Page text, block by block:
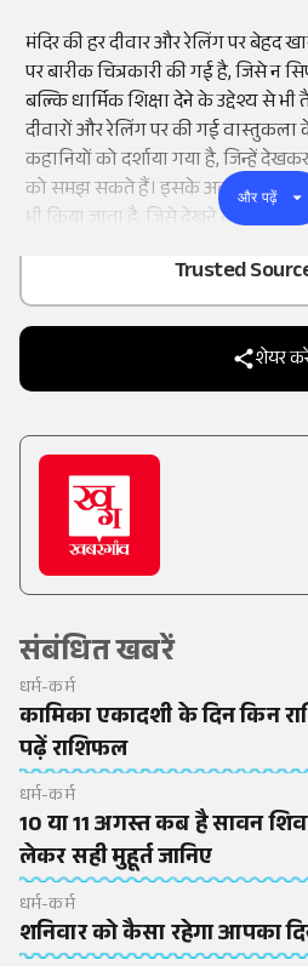
Add
Trusted
शेयर
संबंधित खबरें
धर्म-कर्म
कामिका एकादशी के दिन किन
पढ़ें राशिफल
धर्म-कर्म
10 या 11 अगस्त कब है सावन
लेकर सही मुहूर्त जानिए
धर्म-कर्म
शनिवार को कैसा रहेगा आपका
मंदिर की हर दीवार और रेलिंग पर बेहद
पर बारीक चित्रकारी की गई है, जिसे न
बल्कि धार्मिक शिक्षा देने के उद्देश्य से भी
दीवारों और रेलिंग पर की गई
कहानियों को दर्शाया गया है, जिन्हें
को समझ सकते हैं। इसके अलावा मंदिर
भी किया जाता है, जिसे देखने बड़ी संख्या
और पढ़ें